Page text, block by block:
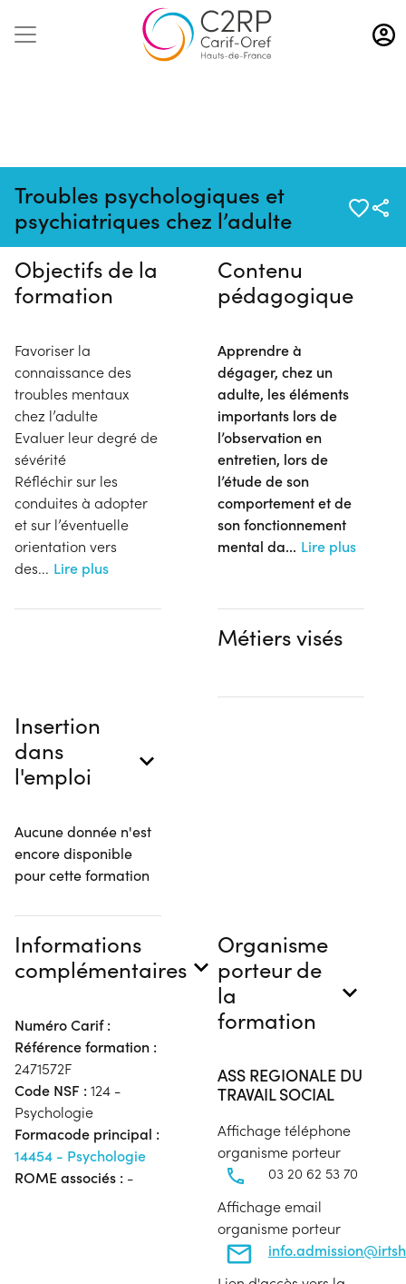
Aller
au
contenu
Troubles psychologiques et
psychiatriques chez l’adulte
Pas de session programmée en
ce moment
Objectifs de la
formation
Favoriser la
connaissance des
troubles mentaux
chez l’adulte
Evaluer leur degré de
sévérité
Réfléchir sur les
conduites à adopter
et sur l’éventuelle
orientation vers
des... Lire plus
Contenu
pédagogique
Apprendre à
dégager, chez un
adulte, les éléments
importants lors de
l’observation en
entretien, lors de
l’étude de son
comportement et de
son fonctionnement
mental da... Lire plus
Métiers visés
Insertion
dans
l'emploi
Aucune donnée n'est
encore disponible
pour cette formation
Informations
complémentaires
Numéro Carif :
Référence formation :
2471572F
Code NSF : 124 -
Psychologie
Formacode principal :
14454 - Psychologie
ROME associés : -
Organisme
porteur de
la
formation
ASS REGIONALE DU
TRAVAIL SOCIAL
Affichage téléphone
organisme porteur
03 20 62 53 70
Affichage email
organisme porteur